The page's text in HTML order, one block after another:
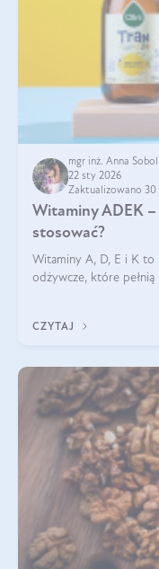
mgr inż. Anna Sobol
22 sty 2026
Zaktualizowano 30
Witaminy ADEK
stosować?
Witaminy A, D, E i K to
odżywcze, które
CZYTAJ